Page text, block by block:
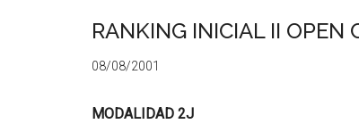
RANKING INICIAL II OPEN
08/08/2001
MODALIDAD 2J